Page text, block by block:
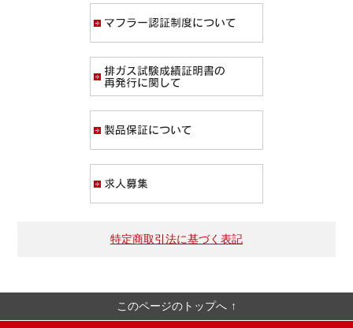
特定商取引法に基づく表記
このページのトップへ